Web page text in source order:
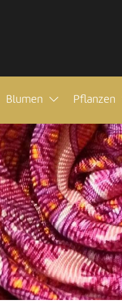
Blumen Pflanzen